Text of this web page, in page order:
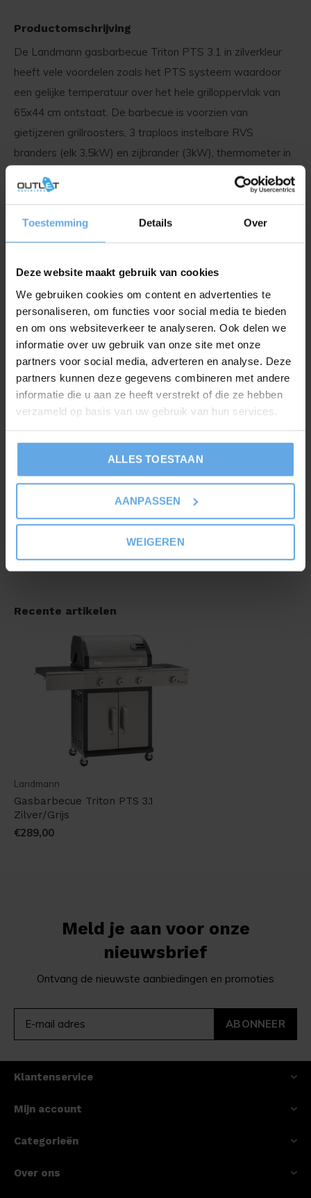
Toestemming Details Over
Deze website maakt gebruik van cookies
We gebruiken cookies om content en advertenties te
personaliseren, om functies voor social media te bieden
en om ons websiteverkeer te analyseren. Ook delen we
informatie over uw gebruik van onze site met onze
partners voor social media, adverteren en analyse. Deze
partners kunnen deze gegevens combineren met andere
informatie die u aan ze heeft verstrekt of die ze hebben
verzameld op basis van uw gebruik van hun services.
ALLES TOESTAAN
AANPASSEN
WEIGEREN
Productomschrijving
De Landmann gasbarbecue Triton PTS 3.1 in zilverkleur
heeft vele voordelen zoals het PTS systeem waardoor
een gelijke temperatuur over het hele grilloppervlak van
65x44 cm ontstaat. De barbecue is voorzien van
gietijzeren grillroosters, 3 traploos instelbare RVS
branders (elk 3,5kW) en zijbrander (3kW), thermometer in
de dubbelwandige deksel en warmhoudrooster. RVS
grepen, een bestekhouder, de piëzo ontsteking,
Eigenschappen
PTS - systeem (Power Thermal Spreading system)
Temperatuur weergave in dubbelwandige deksel
Geïntegreerde piëzo-ontsteking, geëmailleerd
warmhoud rooster
Grillrooster met geëmailleerd gietijzer
3 Traploos instelbare RVS-branders
Inclusief bestekhouder en vet opvangschaal
Gesloten onderkast met 2 dubbelwandige deuren en
grepen van geborsteld RVS
4 Vergrendelbare wielen
Recente artikelen
Landmann
Gasbarbecue Triton PTS 3.1
Zilver/Grijs
€289,00
Meld je aan voor onze
nieuwsbrief
Ontvang de nieuwste aanbiedingen en promoties
ABONNEER
Klantenservice
Mijn account
Categorieën
Over ons